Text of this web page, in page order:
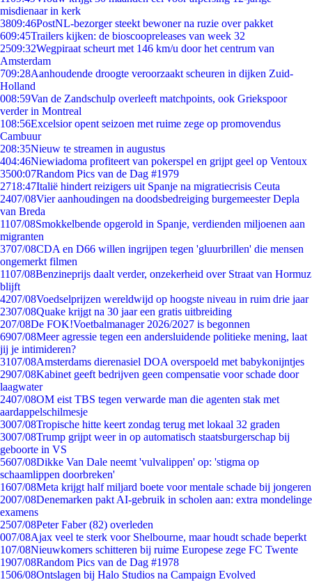
misdienaar in kerk
3809:46PostNL-bezorger steekt bewoner na ruzie over pakket
609:45Trailers kijken: de bioscoopreleases van week 32
2509:32Wegpiraat scheurt met 146 km/u door het centrum van
Amsterdam
709:28Aanhoudende droogte veroorzaakt scheuren in dijken Zuid-
Holland
008:59Van de Zandschulp overleeft matchpoints, ook Griekspoor
verder in Montreal
108:56Excelsior opent seizoen met ruime zege op promovendus
Cambuur
208:35Nieuw te streamen in augustus
404:46Niewiadoma profiteert van pokerspel en grijpt geel op Ventoux
3500:07Random Pics van de Dag #1979
2718:47Italië hindert reizigers uit Spanje na migratiecrisis Ceuta
2407/08Vier aanhoudingen na doodsbedreiging burgemeester Depla
van Breda
1107/08Smokkelbende opgerold in Spanje, verdienden miljoenen aan
migranten
3707/08CDA en D66 willen ingrijpen tegen 'gluurbrillen' die mensen
ongemerkt filmen
1107/08Benzineprijs daalt verder, onzekerheid over Straat van Hormuz
blijft
4207/08Voedselprijzen wereldwijd op hoogste niveau in ruim drie jaar
2307/08Quake krijgt na 30 jaar een gratis uitbreiding
207/08De FOK!Voetbalmanager 2026/2027 is begonnen
6907/08Meer agressie tegen een andersluidende politieke mening, laat
jij je intimideren?
3107/08Amsterdams dierenasiel DOA overspoeld met babykonijntjes
2907/08Kabinet geeft bedrijven geen compensatie voor schade door
laagwater
2407/08OM eist TBS tegen verwarde man die agenten stak met
aardappelschilmesje
3007/08Tropische hitte keert zondag terug met lokaal 32 graden
3007/08Trump grijpt weer in op automatisch staatsburgerschap bij
geboorte in VS
5607/08Dikke Van Dale neemt 'vulvalippen' op: 'stigma op
schaamlippen doorbreken'
1607/08Meta krijgt half miljard boete voor mentale schade bij jongeren
2007/08Denemarken pakt AI-gebruik in scholen aan: extra mondelinge
examens
2507/08Peter Faber (82) overleden
007/08Ajax veel te sterk voor Shelbourne, maar houdt schade beperkt
107/08Nieuwkomers schitteren bij ruime Europese zege FC Twente
1907/08Random Pics van de Dag #1978
1506/08Ontslagen bij Halo Studios na Campaign Evolved